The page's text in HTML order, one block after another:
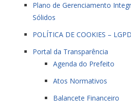
Plano de Gerenciamento
Sólidos
POLÍTICA DE COOKIES – LGPD
Portal da Transparência
Agenda do Prefeito
Atos Normativos
Balancete Financeiro